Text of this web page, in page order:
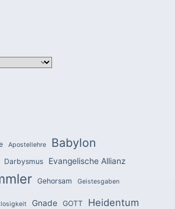
Apostellehre Babylon
Darbysmus Evangelische Allianz
Gehorsam Geistesgaben
Gnade GOTT Heidentum